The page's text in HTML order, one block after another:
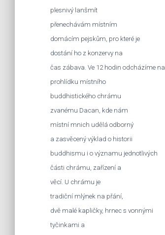
plesnivý lanšmít
přenechávám místním
domácím pejskům, pro které je
dostání ho z konzervy na
čas zábava. Ve 12 hodin odcházíme na
prohlídku místního
buddhistického chrámu
zvanému Dacan, kde nám
místní mnich udělá odborný
a zasvěcený výklad o historii
buddhismu i o významu jednotlivých
části chrámu, zařízení a
věcí. U chrámu je
tradiční mlýnek na přání,
dvě malé kapličky, hrnec s vonnými
tyčinkami a